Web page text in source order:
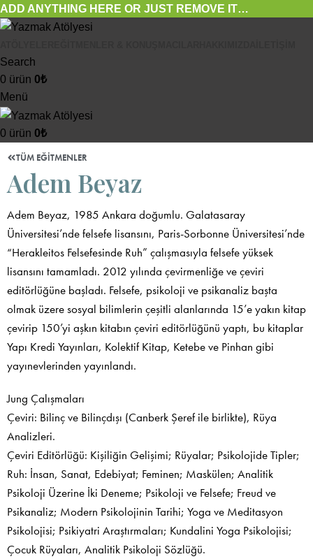
ADD ANYTHING HERE OR JUST REMOVE IT…
Search
0 ürün 0₺
Menü
0 ürün 0₺
TÜM EĞITMENLER
Adem Beyaz
Adem Beyaz, 1985 Ankara doğumlu. Galatasaray
Üniversitesi’nde felsefe lisansını, Paris-Sorbonne Üniversitesi’nde
“Herakleitos Felsefesinde Ruh” çalışmasıyla felsefe yüksek
lisansını tamamladı. 2012 yılında çevirmenliğe ve çeviri
editörlüğüne başladı. Felsefe, psikoloji ve psikanaliz başta
olmak üzere sosyal bilimlerin çeşitli alanlarında 15’e yakın kitap
çevirip 150’yi aşkın kitabın çeviri editörlüğünü yaptı, bu kitaplar
Yapı Kredi Yayınları, Kolektif Kitap, Ketebe ve Pinhan gibi
yayınevlerinden yayınlandı.
Jung Çalışmaları
Çeviri: Bilinç ve Bilinçdışı (Canberk Şeref ile birlikte), Rüya
Analizleri.
Çeviri Editörlüğü: Kişiliğin Gelişimi; Rüyalar; Psikolojide Tipler;
Ruh: İnsan, Sanat, Edebiyat; Feminen; Maskülen; Analitik
Psikoloji Üzerine İki Deneme; Psikoloji ve Felsefe; Freud ve
Psikanaliz; Modern Psikolojinin Tarihi; Yoga ve Meditasyon
Psikolojisi; Psikiyatri Araştırmaları; Kundalini Yoga Psikolojisi;
Çocuk Rüyaları, Analitik Psikoloji Sözlüğü.